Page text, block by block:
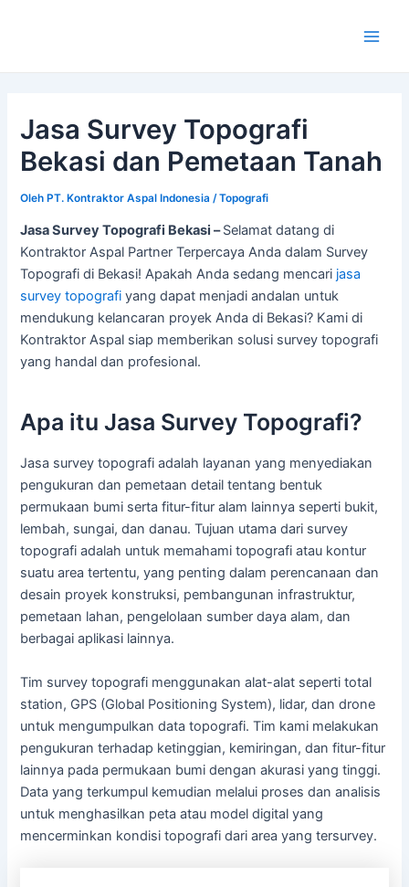
Jasa Survey Topografi
Bekasi dan Pemetaan Tanah
OlehPT. Kontraktor Aspal Indonesia /Topografi
Jasa Survey Topografi Bekasi –Selamat datang di
Kontraktor Aspal Partner Terpercaya Anda dalam Survey
Topografi di Bekasi! Apakah Anda sedang mencari jasa
survey topografi yang dapat menjadi andalan untuk
mendukung kelancaran proyek Anda di Bekasi? Kami di
Kontraktor Aspal siap memberikan solusi survey topografi
yang handal dan profesional.
Apa itu Jasa Survey Topografi?
Jasa survey topografi adalah layanan yang menyediakan
pengukuran dan pemetaan detail tentang bentuk
permukaan bumi serta fitur-fitur alam lainnya seperti bukit,
lembah, sungai, dan danau. Tujuan utama dari survey
topografi adalah untuk memahami topografi atau kontur
suatu area tertentu, yang penting dalam perencanaan dan
desain proyek konstruksi, pembangunan infrastruktur,
pemetaan lahan, pengelolaan sumber daya alam, dan
berbagai aplikasi lainnya.
Tim survey topografi menggunakan alat-alat seperti total
station, GPS (Global Positioning System), lidar, dan drone
untuk mengumpulkan data topografi. Tim kami melakukan
pengukuran terhadap ketinggian, kemiringan, dan fitur-fitur
lainnya pada permukaan bumi dengan akurasi yang tinggi.
Data yang terkumpul kemudian melalui proses dan analisis
untuk menghasilkan peta atau model digital yang
mencerminkan kondisi topografi dari area yang tersurvey.